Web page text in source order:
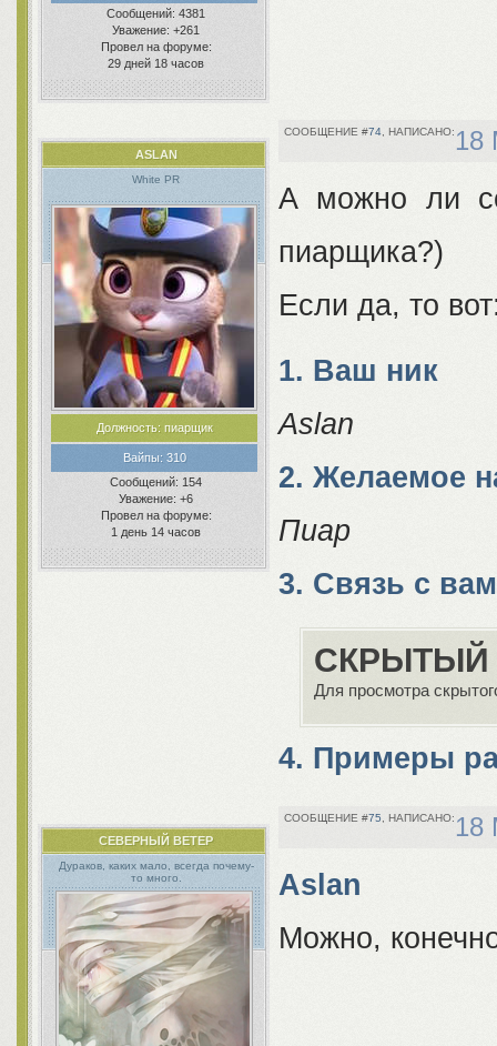
Сообщений: 4381
Уважение: +261
Провел на форуме:
29 дней 18 часов
74 18
ASLAN
White PR
Должность:пиарщик
Вайпы:310
Сообщений: 154
Уважение: +6
Провел на форуме:
1 день 14 часов
А можно ли
пиарщика?)
Если да, то
1. Ваш ник
Aslan
2. Желаемое
Пиар
3. Связь с
СКРЫТЫЙ
Для просмотра
4. Примеры
75 18
СЕВЕРНЫЙ ВЕТЕР
Дураков, каких мало, всегда почему-
то много.
Aslan
Можно,